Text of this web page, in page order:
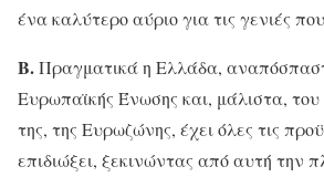
ένα καλύτερο αύριο για τις γενιές
Β.Πραγματικά η Ελλάδα,
Ευρωπαϊκής Ένωσης και, μάλιστα,
της, της Ευρωζώνης, έχει όλες τις
επιδιώξει, ξεκινώντας από αυτή την